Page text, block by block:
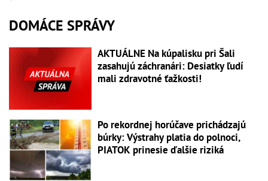
DOMÁCE SPRÁVY
AKTUÁLNE Na kúpalisku pri Šali
zasahujú záchranári: Desiatky ľudí
mali zdravotné ťažkosti!
Po rekordnej horúčave prichádzajú
búrky: Výstrahy platia do polnoci,
PIATOK prinesie ďalšie riziká